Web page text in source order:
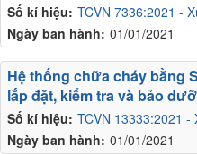
Số kí hiệu: TCVN 7336:2021 -
Ngày ban hành: 01/01/2021
Số kí hiệu: TCVN 13333:2021 -
Ngày ban hành: 01/01/2021
Hệ thống chữa cháy bằng
lắp đặt, kiểm tra và bảo